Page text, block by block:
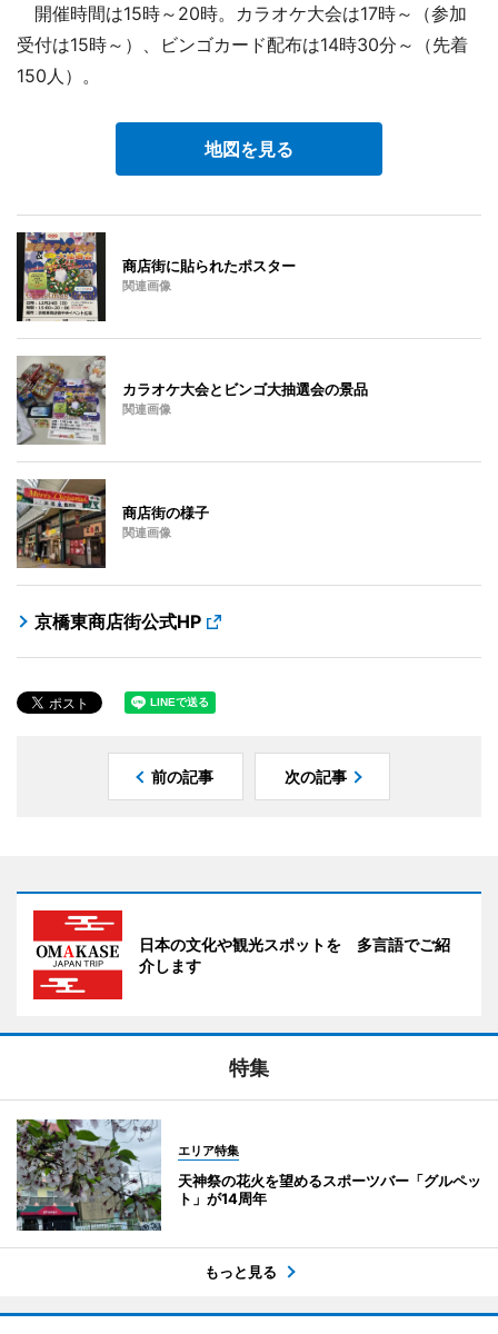
開催時間は15時～20時。カラオケ大会は17時～（参加
受付は15時～）、ビンゴカード配布は14時30分～（先着
150人）。
地図を見る
商店街に貼られたポスター
関連画像
カラオケ大会とビンゴ大抽選会の景品
関連画像
商店街の様子
関連画像
京橋東商店街公式HP
前の記事 次の記事
日本の文化や観光スポットを 多言語でご紹
介します
特集
エリア特集
天神祭の花火を望めるスポーツバー「グルペッ
ト」が14周年
もっと見る